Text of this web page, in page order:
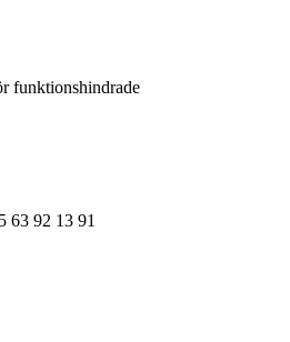
funktionshindrade
63 92 13 91